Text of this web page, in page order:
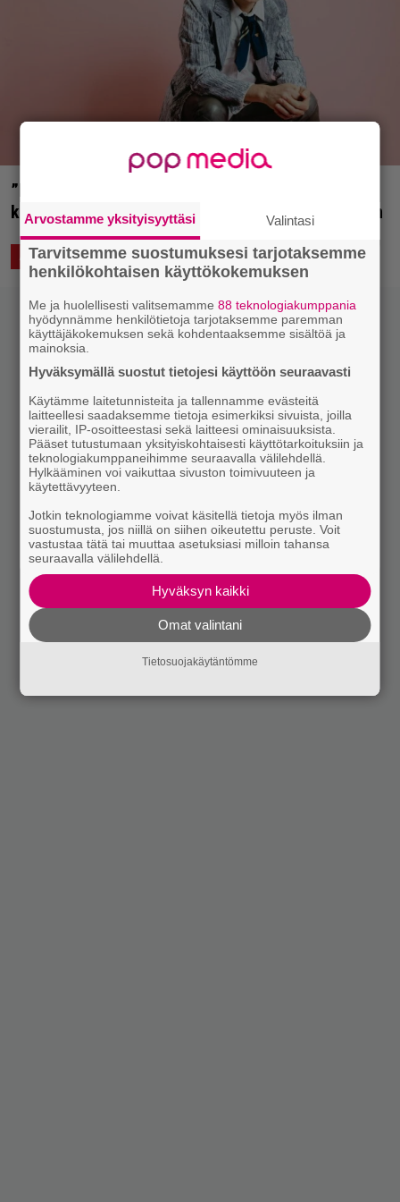
”Kaipaan rauhaa ja rakkautta, ja toivon sitä
kaikille” – Ilkka Alanko esittelee uuden soolobiisin
ÄÄNTÄ 30.8.2024 10:11 Saku Schildt
Arvostamme yksityisyyttäsi Valintasi
Tarvitsemme suostumuksesi tarjotaksemme
henkilökohtaisen käyttökokemuksen
Me ja huolellisesti valitsemamme88 teknologiakumppania
hyödynnämme henkilötietoja tarjotaksemme paremman
käyttäjäkokemuksen sekä kohdentaaksemme sisältöä ja
mainoksia.
Hyväksymällä suostut tietojesi käyttöön seuraavasti
Käytämme laitetunnisteita ja tallennamme evästeitä
laitteellesi saadaksemme tietoja esimerkiksi sivuista, joilla
vierailit, IP-osoitteestasi sekä laitteesi ominaisuuksista.
Pääset tutustumaan yksityiskohtaisesti käyttötarkoituksiin ja
teknologiakumppaneihimme seuraavalla välilehdellä.
Hylkääminen voi vaikuttaa sivuston toimivuuteen ja
käytettävyyteen.
Jotkin teknologiamme voivat käsitellä tietoja myös ilman
suostumusta, jos niillä on siihen oikeutettu peruste. Voit
vastustaa tätä tai muuttaa asetuksiasi milloin tahansa
seuraavalla välilehdellä.
Hyväksyn kaikki
Omat valintani
Tietosuojakäytäntömme